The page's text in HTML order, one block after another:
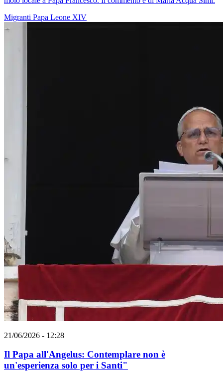
Migranti Papa Leone XIV
21/06/2026 - 12:28
Il Papa all'Angelus: Contemplare non è
un'esperienza solo per i Santi"